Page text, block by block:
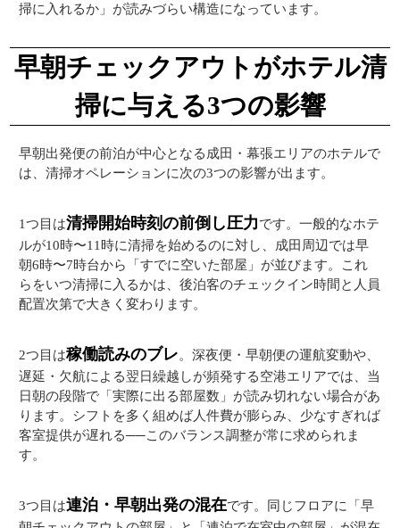
掃に入れるか」が読みづらい構造になっています。
早朝チェックアウトがホテル清
掃に与える3つの影響
早朝出発便の前泊が中心となる成田・幕張エリアのホテルで
は、清掃オペレーションに次の3つの影響が出ます。
1つ目は清掃開始時刻の前倒し圧力です。一般的なホテ
ルが10時〜11時に清掃を始めるのに対し、成田周辺では早
朝6時〜7時台から「すでに空いた部屋」が並びます。これ
らをいつ清掃に入るかは、後泊客のチェックイン時間と人員
配置次第で大きく変わります。
2つ目は稼働読みのブレ。深夜便・早朝便の運航変動や、
遅延・欠航による翌日繰越しが頻発する空港エリアでは、当
日朝の段階で「実際に出る部屋数」が読み切れない場合があ
ります。シフトを多く組めば人件費が膨らみ、少なすぎれば
客室提供が遅れる──このバランス調整が常に求められま
す。
3つ目は連泊・早朝出発の混在です。同じフロアに「早